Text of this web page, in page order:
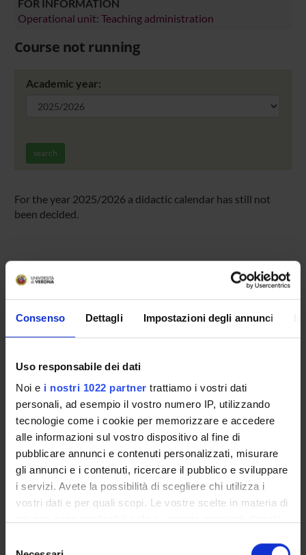
Consenso Dettagli Impostazioni degli annunci
Uso responsabile dei dati
Noi e i nostri 1022 partner trattiamo i vostri dati
personali, ad esempio il vostro numero IP, utilizzando
tecnologie come i cookie per memorizzare e accedere
alle informazioni sul vostro dispositivo al fine di
pubblicare annunci e contenuti personalizzati, misurare
gli annunci e i contenuti, ricercare il pubblico e sviluppare
i servizi. Avete la possibilità di scegliere chi utilizza i
vostri dati e per quali scopi. Le vostre scelte in materia di
modificare o revocare il proprio consenso in qualsiasi
FOR INFORMATION
Operational unit: Teaching administration
Course not running
Academic year:
search
For the year 2025/2026 a didactic calendar has still not
been decided.
Overview
Enrolment Policy
Prepare for your admissions tests with Univr
Academic Calendar
Lesson timetable
Degree Programme
Exam calendar
Notices
Governing bodies
Faculty staff
Scholarships and Grants
Housing service